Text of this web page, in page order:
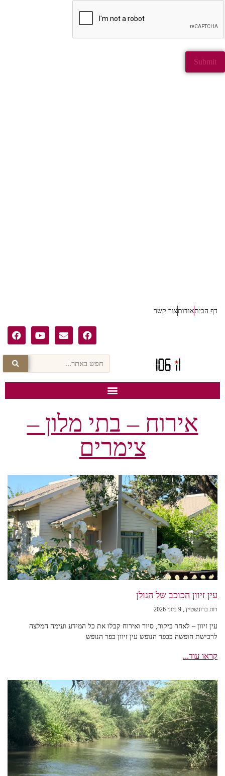
דף הביתאודותצור קשר
אירוח – בתי מלון –
צימרים
עין זיוון הכוכב של הגולן
רות ברונשטיין 9 ביוני 2026
עין זיוון – לאחר ביקור, סיור ואירוח קבלו את כל המידע ועימה המלצה
לרכישת חופשה בכפר הנופש עין זיוון כפר הנופש
קראו עוד...